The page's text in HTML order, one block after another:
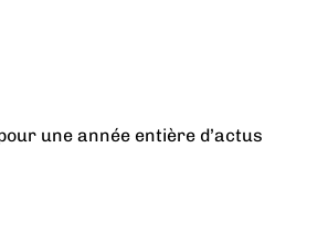
une année entière d’actus